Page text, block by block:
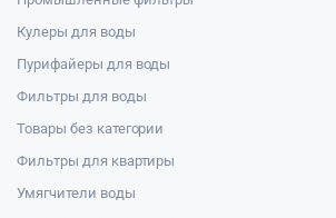
Кулеры для воды
Пурифайеры для воды
Фильтры для воды
Товары без категории
Фильтры для квартиры
Умягчители воды